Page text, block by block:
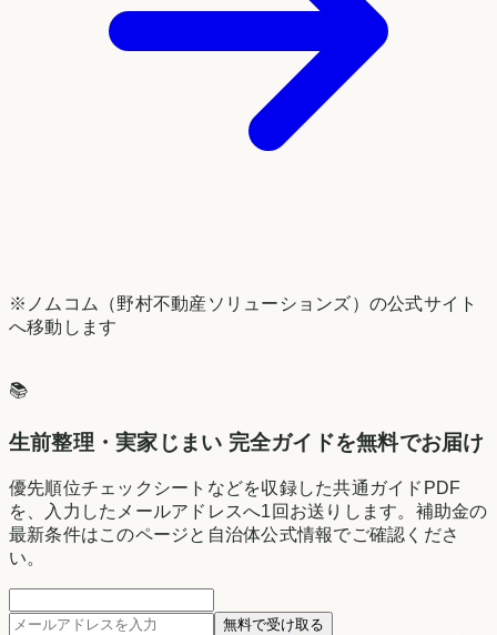
※ノムコム（野村不動産ソリューションズ）の公式サイト
へ移動します
📚
生前整理・実家じまい 完全ガイドを無料でお届け
優先順位チェックシートなどを収録した共通ガイドPDF
を、入力したメールアドレスへ1回お送りします。補助金の
最新条件はこのページと自治体公式情報でご確認くださ
い。
無料で受け取る